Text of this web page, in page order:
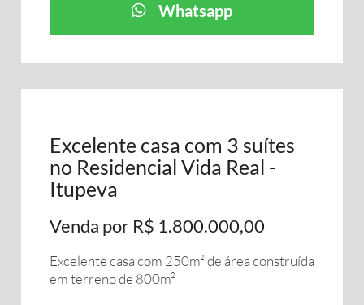
Whatsapp
Excelente casa com 3 suítes
no Residencial Vida Real -
Itupeva
Venda por R$ 1.800.000,00
Excelente casa com 250m² de área construída
em terreno de 800m²